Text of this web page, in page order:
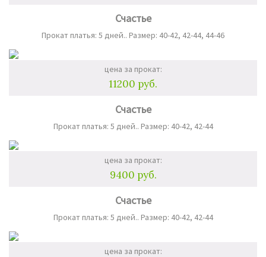
Счастье
Прокат платья: 5 дней.. Размер: 40-42, 42-44, 44-46
цена за прокат:
11200 руб.
Счастье
Прокат платья: 5 дней.. Размер: 40-42, 42-44
цена за прокат:
9400 руб.
Счастье
Прокат платья: 5 дней.. Размер: 40-42, 42-44
цена за прокат: